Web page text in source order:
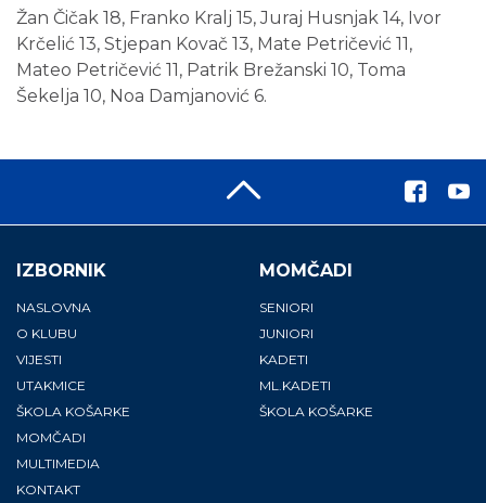
Žan Čičak 18, Franko Kralj 15, Juraj Husnjak 14, Ivor
Krčelić 13, Stjepan Kovač 13, Mate Petričević 11,
Mateo Petričević 11, Patrik Brežanski 10, Toma
Šekelja 10, Noa Damjanović 6.
IZBORNIK
NASLOVNA
O KLUBU
VIJESTI
UTAKMICE
ŠKOLA KOŠARKE
MOMČADI
MULTIMEDIA
KONTAKT
MOMČADI
SENIORI
JUNIORI
KADETI
ML.KADETI
ŠKOLA KOŠARKE